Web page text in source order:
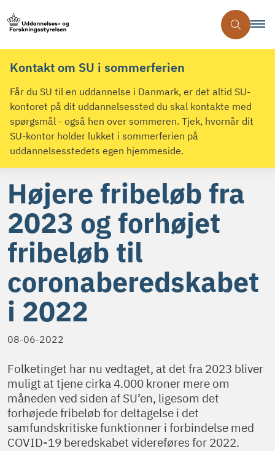
Kontakt om SU i sommerferien
Får du SU til en uddannelse i Danmark, er det altid SU-
kontoret på dit uddannelsessted du skal kontakte med
spørgsmål - også hen over sommeren. Tjek, hvornår dit
SU-kontor holder lukket i sommerferien på
uddannelsesstedets egen hjemmeside.
Højere fribeløb fra
2023 og forhøjet
fribeløb til
coronaberedskabet
i 2022
08-06-2022
Folketinget har nu vedtaget, at det fra 2023 bliver
muligt at tjene cirka 4.000 kroner mere om
måneden ved siden af SU’en, ligesom det
forhøjede fribeløb for deltagelse i det
samfundskritiske funktionner i forbindelse med
COVID-19 beredskabet videreføres for 2022.